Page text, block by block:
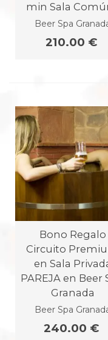
min Sala
Beer Spa
210.00 €
Bono Regalo
Circuito
en Sala
PAREJA en Beer
Granada
Beer Spa
240.00 €